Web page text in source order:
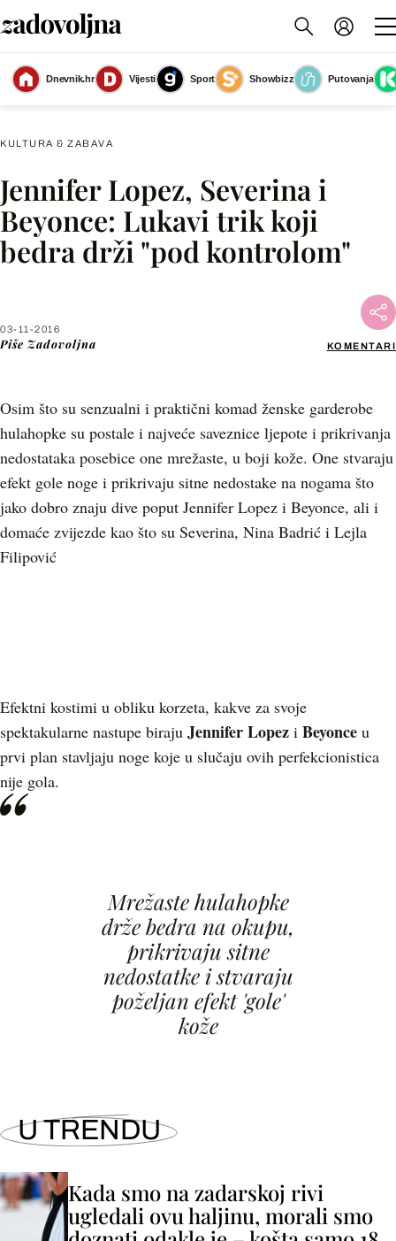
Dnevnik.hr Vijesti Sport Showbizz
Putovanja
Slika nije dostupna
KULTURA & ZABAVA
Jennifer Lopez, Severina i
Beyonce: Lukavi trik koji
bedra drži "pod kontrolom"
03-11-2016
Piše Zadovoljna KOMENTARI
Osim što su senzualni i praktični komad ženske garderobe
hulahopke su postale i najveće saveznice ljepote i prikrivanja
nedostataka posebice one mrežaste, u boji kože. One stvaraju
efekt gole noge i prikrivaju sitne nedostake na nogama što
jako dobro znaju dive poput Jennifer Lopez i Beyonce, ali i
domaće zvijezde kao što su Severina, Nina Badrić i Lejla
Filipović
Facebook
X
Efektni kostimi u obliku korzeta, kakve za svoje
spektakularne nastupe biraju Jennifer Lopez i Beyonce u
prvi plan stavljaju noge koje u slučaju ovih perfekcionistica
nije gola.
Mrežaste hulahopke
drže bedra na okupu,
prikrivaju sitne
nedostatke i stvaraju
poželjan efekt 'gole'
kože
U TRENDU
Kada smo na zadarskoj rivi
ugledali ovu haljinu, morali smo